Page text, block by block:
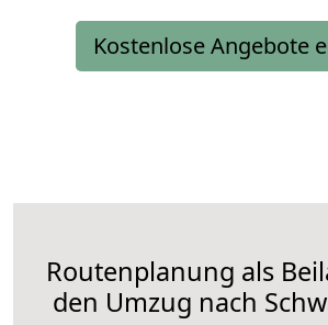
Kostenlose Angebote
Routenplanung als
den Umzug nach